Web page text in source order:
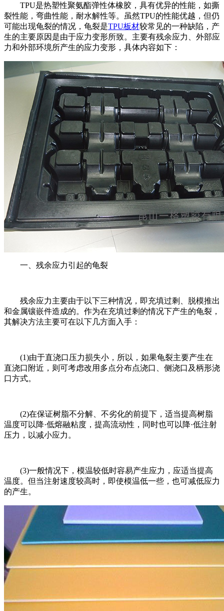
TPU是热塑性聚氨酯弹性体橡胶，具有优异的性能，如撕
裂性能，弯曲性能，耐水解性等。虽然TPU的性能优越，但仍
可能出现龟裂的情况，龟裂是TPU板材较常见的一种缺陷，产
生的主要原因是由于应力变形所致。主要有残余应力、外部应
力和外部环境所产生的应力变形，具体内容如下：
一、残余应力引起的龟裂
残余应力主要由于以下三种情况，即充填过剩、脱模推出
和金属镶嵌件造成的。作为在充填过剩的情况下产生的龟裂，
其解决方法主要可在以下几方面入手：
(1)由于直浇口压力损失小，所以，如果龟裂主要产生在
直浇口附近，则可考虑改用多点分布点浇口、侧浇口及柄形浇
口方式。
(2)在保证树脂不分解、不劣化的前提下，适当提高树脂
温度可以降·低熔融粘度，提高流动性，同时也可以降·低注射
压力，以减小应力。
(3)一般情况下，模温较低时容易产生应力，应适当提高
温度。但当注射速度较高时，即使模温低一些，也可减低应力
的产生。